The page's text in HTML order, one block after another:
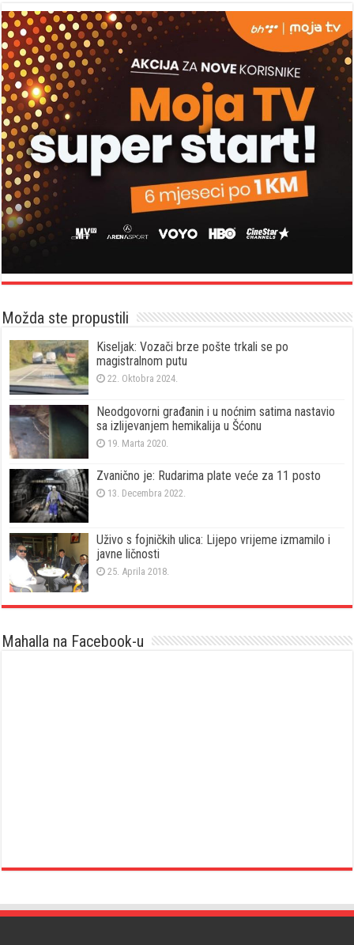
Možda ste propustili
Kiseljak: Vozači brze pošte trkali se po
magistralnom putu
22. Oktobra 2024.
Neodgovorni građanin i u noćnim satima nastavio
sa izlijevanjem hemikalija u Šćonu
19. Marta 2020.
Zvanično je: Rudarima plate veće za 11 posto
13. Decembra 2022.
Uživo s fojničkih ulica: Lijepo vrijeme izmamilo i
javne ličnosti
25. Aprila 2018.
Mahalla na Facebook-u